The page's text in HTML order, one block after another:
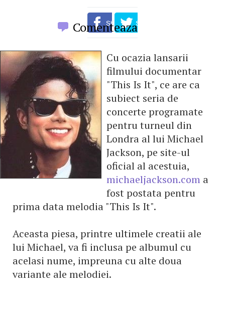
Comenteaza
Cu ocazia lansarii
filmului documentar
"This Is It", ce are ca
subiect seria de
concerte programate
pentru turneul din
Londra al lui Michael
Jackson, pe site-ul
oficial al acestuia,
michaeljackson.com a
fost postata pentru
prima data melodia "This Is It".
Aceasta piesa, printre ultimele creatii ale
lui Michael, va fi inclusa pe albumul cu
acelasi nume, impreuna cu alte doua
variante ale melodiei.